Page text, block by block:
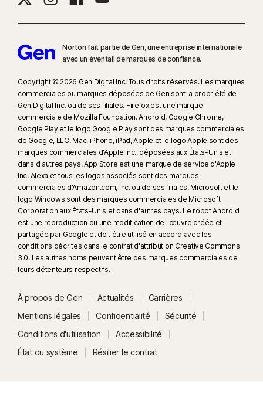
Norton fait partie de Gen, une entreprise internationale
avec un éventail de marques de confiance.​
Copyright © 2026 Gen Digital Inc. Tous droits réservés. Les marques
commerciales ou marques déposées de Gen sont la propriété de
Gen Digital Inc. ou de ses filiales. Firefox est une marque
commerciale de Mozilla Foundation. Android, Google Chrome,
Google Play et le logo Google Play sont des marques commerciales
de Google, LLC. Mac, iPhone, iPad, Apple et le logo Apple sont des
marques commerciales d'Apple Inc., déposées aux États-Unis et
dans d'autres pays. App Store est une marque de service d'Apple
Inc. Alexa et tous les logos associés sont des marques
commerciales d'Amazon.com, Inc. ou de ses filiales. Microsoft et le
logo Windows sont des marques commerciales de Microsoft
Corporation aux États-Unis et dans d'autres pays. Le robot Android
est une reproduction ou une modification de l'œuvre créée et
partagée par Google et doit être utilisé en accord avec les
conditions décrites dans le contrat d'attribution Creative Commons
3.0. Les autres noms peuvent être des marques commerciales de
leurs détenteurs respectifs.
À propos de Gen Actualités
Carrières
Mentions légales
Confidentialité
Sécurité
Conditions d'utilisation
Accessibilité
État du système
Résilier le contrat